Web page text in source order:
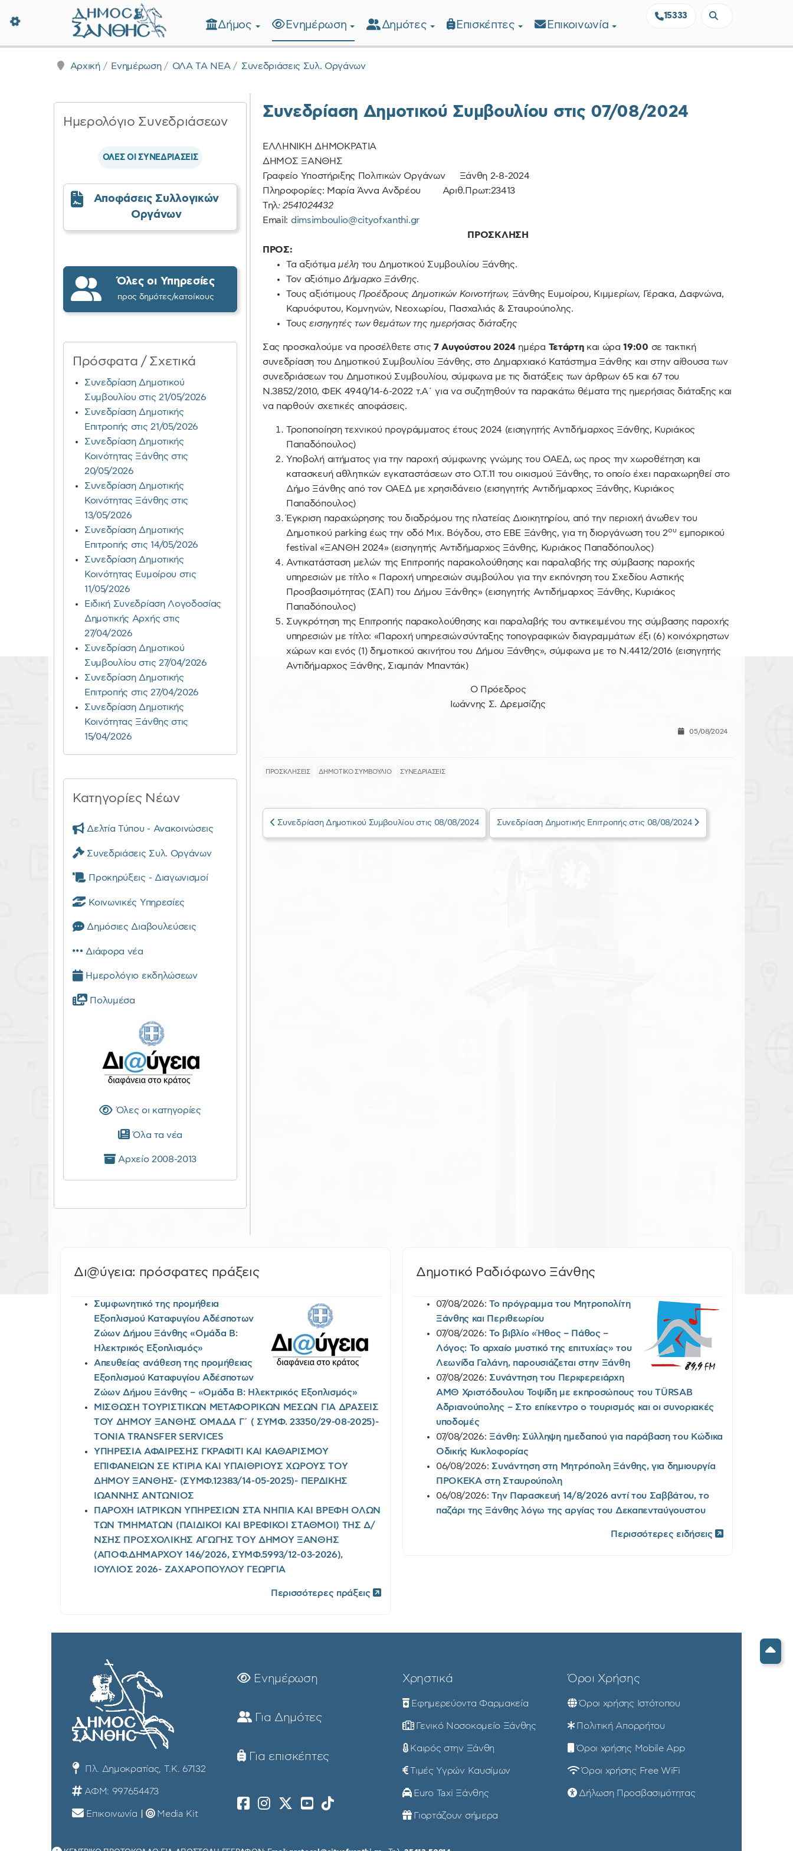
Δήμος Ξάνθης - Επίσημη Ιστοσελίδα
15333
Δήμος Ενημέρωση Δημότες Επισκέπτες Επικοινωνία
Αρχική Ενημέρωση ΟΛΑ ΤΑ ΝΕΑ Συνεδριάσεις Συλ. Οργάνων
Συνεδρίαση Δημοτικού Συμβουλίου στις 07/08/2024
ΕΛΛΗΝΙΚΗ ΔΗΜΟΚΡΑΤΙΑ
ΔΗΜΟΣ ΞΑΝΘΗΣ
Γραφείο Υποστήριξης Πολιτικών Οργάνων Ξάνθη 2-8-2024
Πληροφορίες: Μαρία Άννα Ανδρέου Αριθ.Πρωτ:23413
Τηλ: 2541024432
Email: dimsimboulio@cityofxanthi.gr
ΠΡΟΣΚΛΗΣΗ
ΠΡΟΣ:
Τα αξιότιμαμέλητου Δημοτικού Συμβουλίου Ξάνθης.
Τον αξιότιμο Δήμαρχο Ξάνθης.
Τους αξιότιμους Προέδρους Δημοτικών Κοινοτήτων, Ξάνθης Ευμοίρου, Κιμμερίων, Γέρακα, Δαφνώνα,
Καρυόφυτου, Κομνηνών, Νεοχωρίου, Πασχαλιάς & Σταυρούπολης.
Τουςεισηγητές των θεμάτων της ημερήσιας διάταξης
Σας προσκαλούμε να προσέλθετε στις 7 Αυγούστου 2024ημέρα Τετάρτη και ώρα19:00 σε τακτική
συνεδρίαση του Δημοτικού Συμβουλίου Ξάνθης, στο Δημαρχιακό Κατάστημα Ξάνθης και στην αίθουσα των
συνεδριάσεων του Δημοτικού Συμβουλίου, σύμφωνα με τις διατάξεις των άρθρων 65 και 67 του
Ν.3852/2010, ΦΕΚ 4940/14-6-2022 τ.Α΄ για να συζητηθούν τα παρακάτω θέματα της ημερήσιας διάταξης και
να παρθούν σχετικές αποφάσεις.
Τροποποίηση τεχνικού προγράμματος έτους 2024 (εισηγητής Αντιδήμαρχος Ξάνθης, Κυριάκος
Παπαδόπουλος)
Υποβολή αιτήματος για την παροχή σύμφωνης γνώμης του ΟΑΕΔ, ως προς την χωροθέτηση και
κατασκευή αθλητικών εγκαταστάσεων στο Ο.Τ.11 του οικισμού Ξάνθης, το οποίο έχει παραχωρηθεί στο
Δήμο Ξάνθης από τον ΟΑΕΔ με χρησιδάνειο (εισηγητής Αντιδήμαρχος Ξάνθης, Κυριάκος
Παπαδόπουλος)
Έγκριση παραχώρησης του διαδρόμου της πλατείας Διοικητηρίου, από την περιοχή άνωθεν του
Δημοτικού parking έως την οδό Μιχ. Βόγδου, στο ΕΒΕ Ξάνθης, για τη διοργάνωση του 2ου εμπορικού
festival «ΞΑΝΘΗ 2024» (εισηγητής Αντιδήμαρχος Ξάνθης, Κυριάκος Παπαδόπουλος)
Αντικατάσταση μελών της Επιτροπής παρακολούθησης και παραλαβής της σύμβασης παροχής
υπηρεσιών με τίτλο « Παροχή υπηρεσιών συμβούλου για την εκπόνηση του Σχεδίου Αστικής
Προσβασιμότητας (ΣΑΠ) του Δήμου Ξάνθης» (εισηγητής Αντιδήμαρχος Ξάνθης, Κυριάκος
Παπαδόπουλος)
Συγκρότηση της Επιτροπής παρακολούθησης και παραλαβής του αντικειμένου της σύμβασης παροχής
υπηρεσιών με τίτλο: «Παροχή υπηρεσιών σύνταξης τοπογραφικών διαγραμμάτων έξι (6) κοινόχρηστων
χώρων και ενός (1) δημοτικού ακινήτου του Δήμου Ξάνθης», σύμφωνα με το Ν.4412/2016 (εισηγητής
Αντιδήμαρχος Ξάνθης, Σιαμπάν Μπαντάκ)
Ο Πρόεδρος
Ιωάννης Σ. Δρεμσίζης
05/08/2024
ΠΡΟΣΚΛΗΣΕΙΣ ΔΗΜΟΤΙΚΟ ΣΥΜΒΟΥΛΙΟ ΣΥΝΕΔΡΙΑΣΕΙΣ
Συνεδρίαση Δημοτικού Συμβουλίου στις 08/08/2024 Συνεδρίαση Δημοτικής Επιτροπής στις 08/08/2024
Ημερολόγιο Συνεδριάσεων
ΟΛΕΣ ΟΙ ΣΥΝΕΔΡΙΑΣΕΙΣ
Αποφάσεις Συλλογικών
Οργάνων
Όλες οι Υπηρεσίες
προς δημότες/κατοίκους
Πρόσφατα / Σχετικά
Συνεδρίαση Δημοτικού
Συμβουλίου στις 21/05/2026
Συνεδρίαση Δημοτικής
Επιτροπής στις 21/05/2026
Συνεδρίαση Δημοτικής
Κοινότητας Ξάνθης στις
20/05/2026
Συνεδρίαση Δημοτικής
Κοινότητας Ξάνθης στις
13/05/2026
Συνεδρίαση Δημοτικής
Επιτροπής στις 14/05/2026
Συνεδρίαση Δημοτικής
Κοινότητας Ευμοίρου στις
11/05/2026
Ειδική Συνεδρίαση Λογοδοσίας
Δημοτικής Αρχής στις
27/04/2026
Συνεδρίαση Δημοτικού
Συμβουλίου στις 27/04/2026
Συνεδρίαση Δημοτικής
Επιτροπής στις 27/04/2026
Συνεδρίαση Δημοτικής
Κοινότητας Ξάνθης στις
15/04/2026
Κατηγορίες Νέων
Δελτία Τύπου - Ανακοινώσεις
Συνεδριάσεις Συλ. Οργάνων
Προκηρύξεις - Διαγωνισμοί
Κοινωνικές Υπηρεσίες
Δημόσιες Διαβουλεύσεις
Διάφορα νέα
Ημερολόγιο εκδηλώσεων
Πολυμέσα
Όλες οι κατηγορίες
Όλα τα νέα
Αρχείο 2008-2013
Δι@ύγεια: πρόσφατες πράξεις
Συμφωνητικό της προμήθεια
Εξοπλισμού Καταφυγίου Αδέσποτων
Ζώων Δήμου Ξάνθης «Ομάδα Β:
Ηλεκτρικός Εξοπλισμός»
Απευθείας ανάθεση της προμήθειας
Εξοπλισμού Καταφυγίου Αδέσποτων
Ζώων Δήμου Ξάνθης – «Ομάδα Β: Ηλεκτρικός Εξοπλισμός»
ΜΙΣΘΩΣΗ ΤΟΥΡΙΣΤΙΚΩΝ ΜΕΤΑΦΟΡΙΚΩΝ ΜΕΣΩΝ ΓΙΑ ΔΡΑΣΕΙΣ
ΤΟΥ ΔΗΜΟΥ ΞΑΝΘΗΣ ΟΜΑΔΑ Γ΄ ( ΣΥΜΦ. 23350/29-08-2025)-
TONIA TRANSFER SERVICES
ΥΠΗΡΕΣΙΑ ΑΦΑΙΡΕΣΗΣ ΓΚΡΑΦΙΤΙ ΚΑΙ ΚΑΘΑΡΙΣΜΟΥ
ΕΠΙΦΑΝΕΙΩΝ ΣΕ ΚΤΙΡΙΑ ΚΑΙ ΥΠΑΙΘΡΙΟΥΣ ΧΩΡΟΥΣ ΤΟΥ
ΔΗΜΟΥ ΞΑΝΘΗΣ- (ΣΥΜΦ.12383/14-05-2025)- ΠΕΡΔΙΚΗΣ
ΙΩΑΝΝΗΣ ΑΝΤΩΝΙΟΣ
ΠΑΡΟΧΗ ΙΑΤΡΙΚΩΝ ΥΠΗΡΕΣΙΩΝ ΣΤΑ ΝΗΠΙΑ ΚΑΙ ΒΡΕΦΗ ΟΛΩΝ
ΤΩΝ ΤΜΗΜΑΤΩΝ (ΠΑΙΔΙΚΟΙ ΚΑΙ ΒΡΕΦΙΚΟΙ ΣΤΑΘΜΟΙ) ΤΗΣ Δ/
ΝΣΗΣ ΠΡΟΣΧΟΛΙΚΗΣ ΑΓΩΓΗΣ ΤΟΥ ΔΗΜΟΥ ΞΑΝΘΗΣ
(ΑΠΟΦ.ΔΗΜΑΡΧΟΥ 146/2026, ΣΥΜΦ.5993/12-03-2026),
ΙΟΥΛΙΟΣ 2026- ΖΑΧΑΡΟΠΟΥΛΟΥ ΓΕΩΡΓΙΑ
Περισσότερες πράξεις
Δημοτικό Ραδιόφωνο Ξάνθης
07/08/2026:Το πρόγραμμα του Μητροπολίτη
Ξάνθης και Περιθεωρίου
07/08/2026:Το βιβλίο «Ήθος – Πάθος –
Λόγος: Το αρχαίο μυστικό της επιτυχίας» του
Λεωνίδα Γαλάνη, παρουσιάζεται στην Ξάνθη
07/08/2026: Συνάντηση του Περιφερειάρχη
ΑΜΘ Χριστόδουλου Τοψίδη με εκπροσώπους του TÜRSAB
Αδριανούπολης – Στο επίκεντρο ο τουρισμός και οι συνοριακές
υποδομές
07/08/2026: Ξάνθη: Σύλληψη ημεδαπού για παράβαση του Κώδικα
Οδικής Κυκλοφορίας
06/08/2026: Συνάντηση στη Μητρόπολη Ξάνθης, για δημιουργία
ΠΡΟΚΕΚΑ στη Σταυρούπολη
06/08/2026:Την Παρασκευή 14/8/2026 αντί του Σαββάτου, το
παζάρι της Ξάνθης λόγω της αργίας του Δεκαπενταύγουστου
Περισσότερες ειδήσεις
Πλ. Δημοκρατίας, Τ.Κ. 67132
ΑΦΜ: 997654473
Επικοινωνία Media Kit
Ενημέρωση
Για Δημότες
Για επισκέπτες
Χρηστικά
Εφημερεύοντα Φαρμακεία
Γενικό Νοσοκομείο Ξάνθης
Καιρός στην Ξάνθη
Τιμές Υγρών Καυσίμων
Euro Taxi Ξάνθης
Γιορτάζουν σήμερα
Όροι Χρήσης
Όροι χρήσης Ιστότοπου
Πολιτική Απορρήτου
Όροι χρήσης Mobile App
Όροι χρήσης Free WiFi
Δήλωση Προσβασιμότητας